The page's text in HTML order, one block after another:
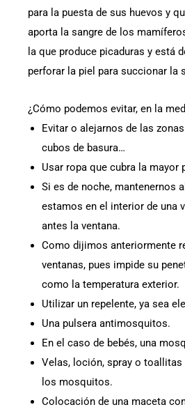
para la puesta de sus huevos y
aporta la sangre de los
la que produce picaduras y está
perforar la piel para succionar la
¿Cómo podemos evitar, en la
Evitar o alejarnos de las
cubos de basura…
Usar ropa que cubra la
Si es de noche, mantenernos
estamos en el interior de una
antes la ventana.
Como dijimos anteriormente
ventanas, pues impide su
como la temperatura exterior.
Utilizar un repelente, ya sea
Una pulsera antimosquitos.
En el caso de bebés, una
Velas, loción, spray o
los mosquitos.
Colocación de una maceta